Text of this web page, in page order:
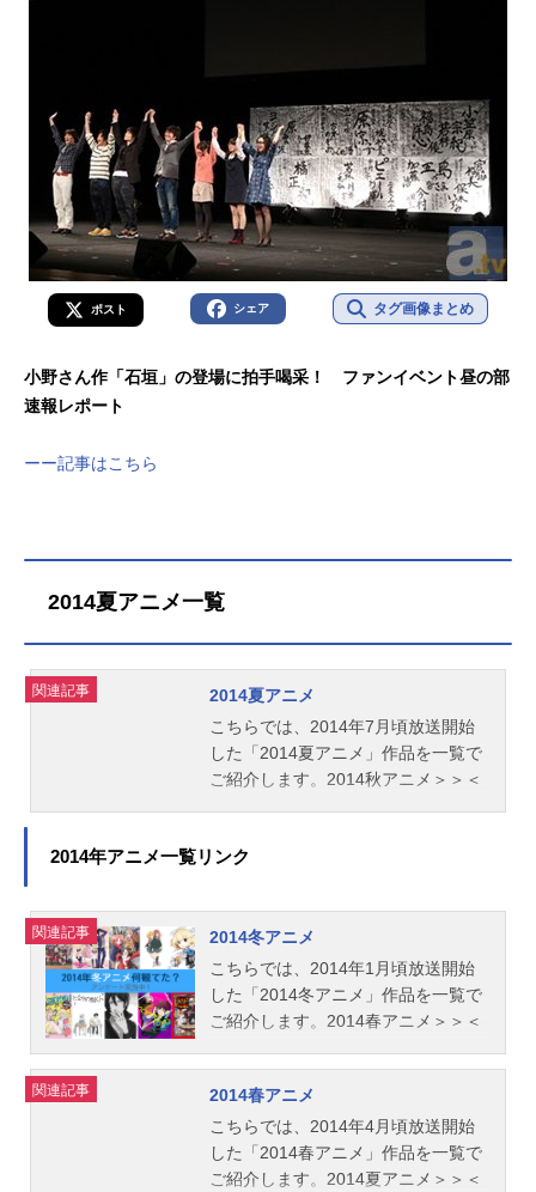
ポスト シェア タグ画像まとめ
小野さん作「石垣」の登場に拍手喝采！ ファンイベント昼の部
速報レポート
ーー記事はこちら
2014夏アニメ一覧
関連記事
2014夏アニメ
こちらでは、2014年7月頃放送開始
した「2014夏アニメ」作品を一覧で
ご紹介します。2014秋アニメ＞＞＜
2014年アニメ一覧リンク
関連記事
2014冬アニメ
こちらでは、2014年1月頃放送開始
した「2014冬アニメ」作品を一覧で
ご紹介します。2014春アニメ＞＞＜
関連記事
2014春アニメ
こちらでは、2014年4月頃放送開始
した「2014春アニメ」作品を一覧で
ご紹介します。2014夏アニメ＞＞＜